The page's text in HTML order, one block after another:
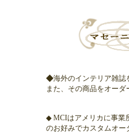
◆海外のインテリア雑誌
また、その商品をオー
◆ MCIはアメリカに事業
のお好みでカスタムオ